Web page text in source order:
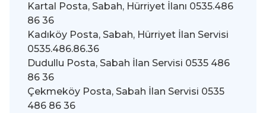
Kartal Posta, Sabah, Hürriyet İlanı 0535.486
86 36
Kadıköy Posta, Sabah, Hürriyet İlan Servisi
0535.486.86.36
Dudullu Posta, Sabah İlan Servisi 0535 486
86 36
Çekmeköy Posta, Sabah İlan Servisi 0535
486 86 36